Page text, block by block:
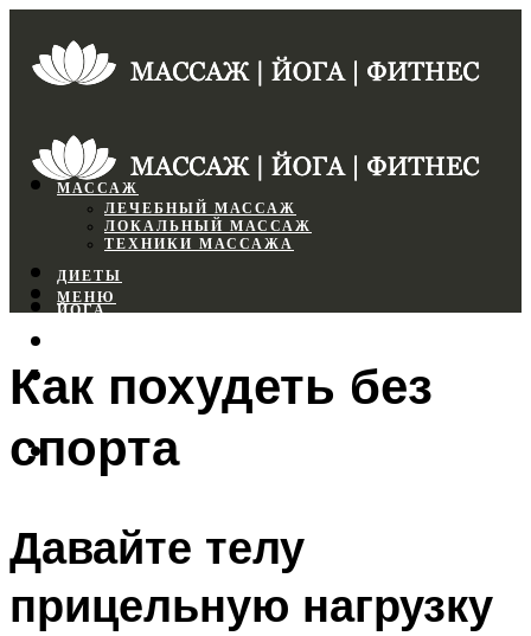
МАССАЖ
ЛЕЧЕБНЫЙ МАССАЖ
ЛОКАЛЬНЫЙ МАССАЖ
ТЕХНИКИ МАССАЖА
ДИЕТЫ
ЙОГА
ФИТНЕС
МЕНЮ
МЕНЮ
Как похудеть без
спорта
Давайте телу
прицельную нагрузку